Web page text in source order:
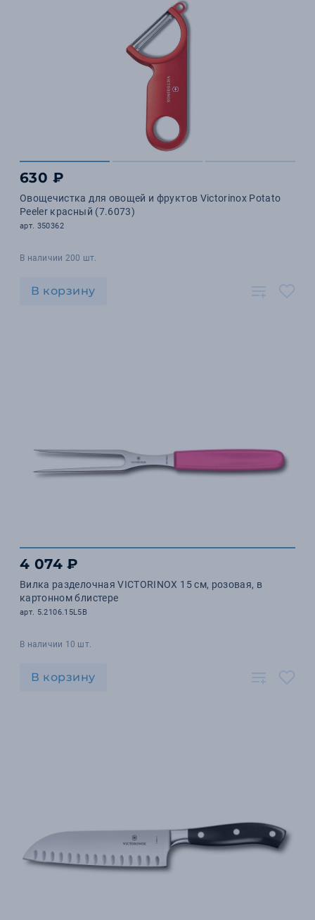
630 ₽
Овощечистка для овощей и фруктов Victorinox Potato
Peeler красный (7.6073)
арт. 350362
В наличии 200 шт.
В корзину
4 074 ₽
Вилка разделочная VICTORINOX 15 см, розовая, в
картонном блистере
арт. 5.2106.15L5B
В наличии 10 шт.
В корзину